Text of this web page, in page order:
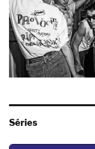
Séries